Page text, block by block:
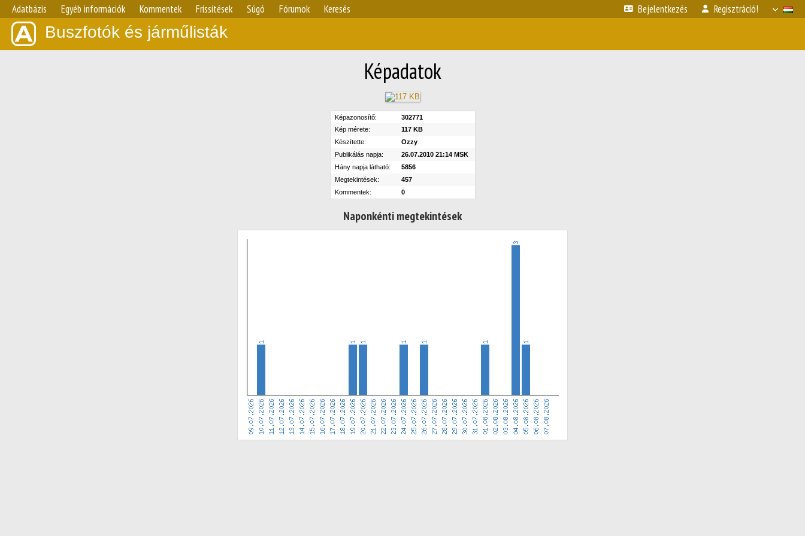
Adatbázis Egyéb információk Kommentek Frissítések Súgó Fórumok Keresés Bejelentkezés Regisztráció!
Buszfotók és járműlisták
Képadatok
Képazonosítő:
302771
Kép mérete:
117 KB
Készítette:
Ozzy
Publikálás napja:
26.07.2010 21:14 MSK
Hány napja látható:
5856
Megtekintések:
457
Kommentek:
0
Naponkénti megtekintések